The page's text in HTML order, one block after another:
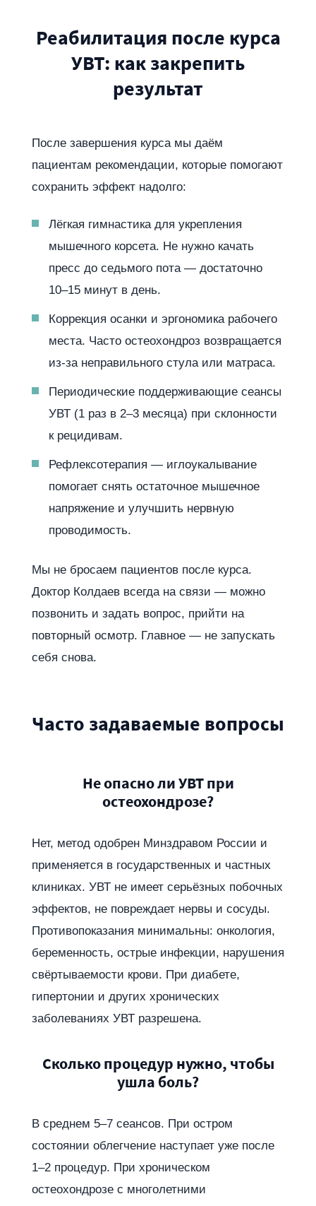
Реабилитация после курса
УВТ: как закрепить
результат
После завершения курса мы даём
пациентам рекомендации, которые помогают
сохранить эффект надолго:
Лёгкая гимнастика для укрепления
мышечного корсета. Не нужно качать
пресс до седьмого пота — достаточно
10–15 минут в день.
Коррекция осанки и эргономика рабочего
места. Часто остеохондроз возвращается
из-за неправильного стула или матраса.
Периодические поддерживающие сеансы
УВТ (1 раз в 2–3 месяца) при склонности
к рецидивам.
Рефлексотерапия — иглоукалывание
помогает снять остаточное мышечное
напряжение и улучшить нервную
проводимость.
Мы не бросаем пациентов после курса.
Доктор Колдаев всегда на связи — можно
позвонить и задать вопрос, прийти на
повторный осмотр. Главное — не запускать
себя снова.
Часто задаваемые вопросы
Не опасно ли УВТ при
остеохондрозе?
Нет, метод одобрен Минздравом России и
применяется в государственных и частных
клиниках. УВТ не имеет серьёзных побочных
эффектов, не повреждает нервы и сосуды.
Противопоказания минимальны: онкология,
беременность, острые инфекции, нарушения
свёртываемости крови. При диабете,
гипертонии и других хронических
заболеваниях УВТ разрешена.
Сколько процедур нужно, чтобы
ушла боль?
В среднем 5–7 сеансов. При остром
состоянии облегчение наступает уже после
1–2 процедур. При хроническом
остеохондрозе с многолетними